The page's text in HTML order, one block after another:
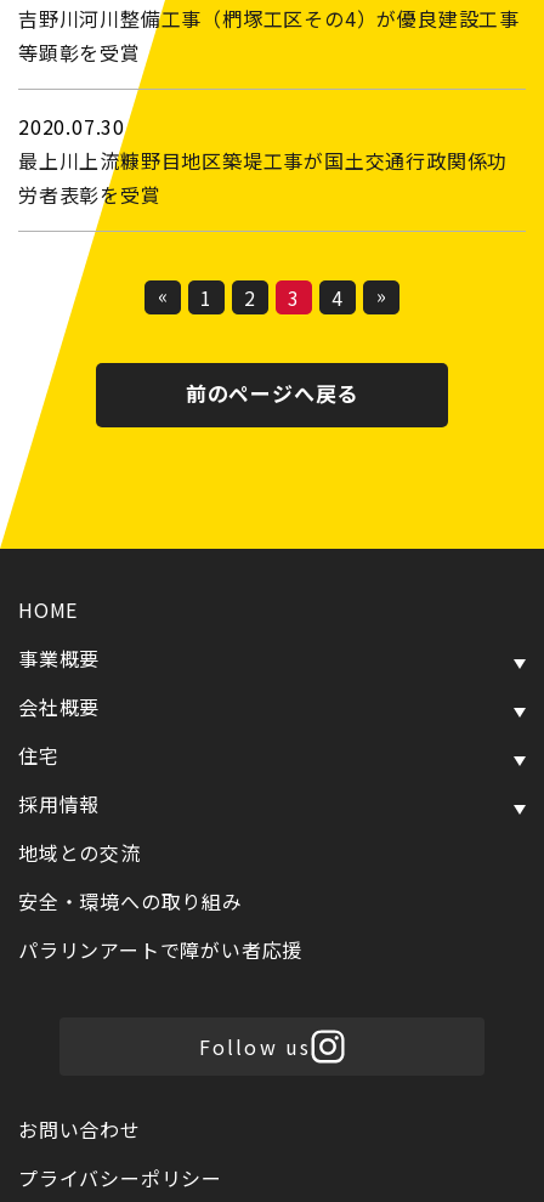
吉野川河川整備工事（椚塚工区その4）が優良建設工事
等顕彰を受賞
2020.07.30
最上川上流糠野目地区築堤工事が国土交通行政関係功
労者表彰を受賞
1 2 3 4
前のページへ戻る
HOME
事業概要
会社概要
住宅
採用情報
地域との交流
安全・環境への取り組み
パラリンアートで障がい者応援
Follow us
お問い合わせ
プライバシーポリシー